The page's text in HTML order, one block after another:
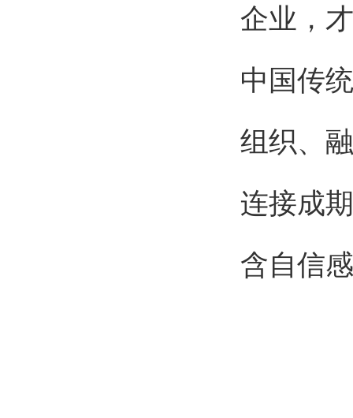
企业，
中国传
组织、
连接成
含自信